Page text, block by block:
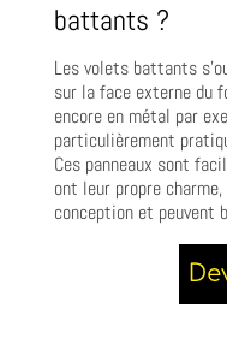
battants ?
Les volets battants
sur la face externe du
encore en métal par
particulièrement
Ces panneaux sont
ont leur propre
conception et peuvent